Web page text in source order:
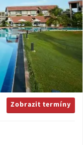
Zobrazit termíny